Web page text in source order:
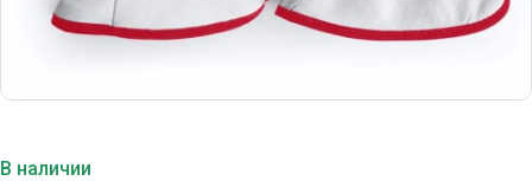
В наличии